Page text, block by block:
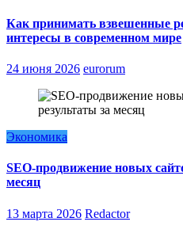
Как принимать взвешенные
интересы в современном мире
24 июня 2026 eurorum
Экономика
SEO-продвижение новых
месяц
13 марта 2026 Redactor